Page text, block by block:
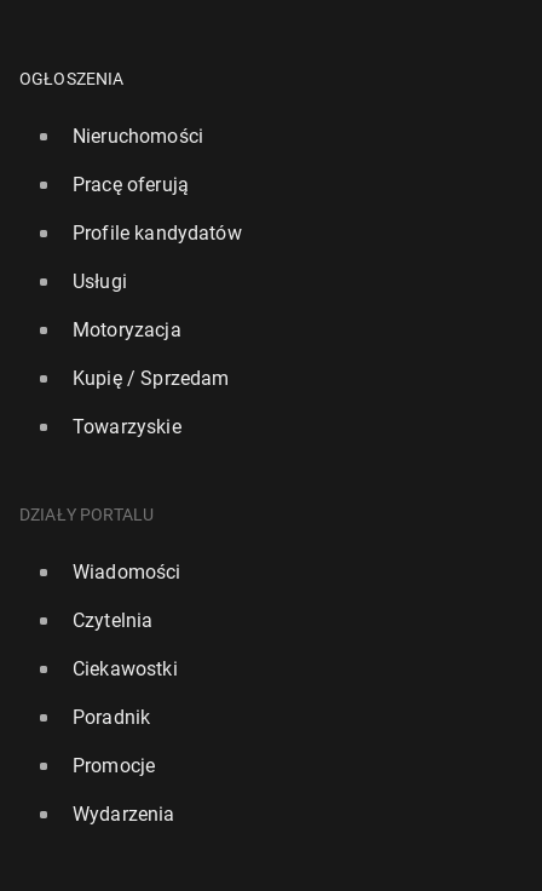
OGŁOSZENIA
Nieruchomości
Pracę oferują
Profile kandydatów
Usługi
Motoryzacja
Kupię / Sprzedam
Towarzyskie
DZIAŁY PORTALU
Wiadomości
Czytelnia
Ciekawostki
Poradnik
Promocje
Wydarzenia